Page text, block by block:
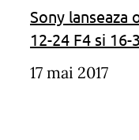
Sony lanseaza
12-24 F4 si
17 mai 2017